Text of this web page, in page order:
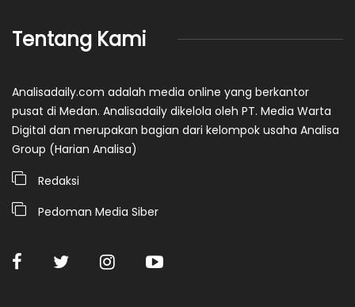
Tentang Kami
Analisadaily.com adalah media online yang berkantor
pusat di Medan. Analisadaily dikelola oleh PT. Media Warta
Digital dan merupakan bagian dari kelompok usaha Analisa
Group (Harian Analisa)
Redaksi
Pedoman Media Siber